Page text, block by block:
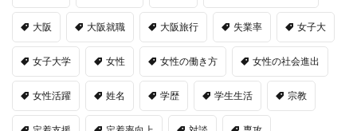
大阪 大阪就職 大阪旅行 失業率 女子大
女子大学 女性 女性の働き方 女性の社会進出
女性活躍 姓名 学歴 学生生活 宗教